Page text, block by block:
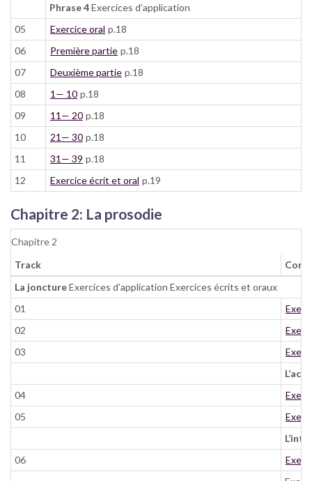
Phrase 4Exercices d’application
05
Exercice oral p.18
06
Première partie p.18
07
Deuxième partie p.18
08
1— 10 p.18
09
11— 20 p.18
10
21— 30 p.18
11
31— 39 p.18
12
Exercice écrit et oral p.19
Chapitre 2: La prosodie
Chapitre 2
Track
La jonctureExercices d’application Exercices écrits et oraux
01
02
03
04
05
06